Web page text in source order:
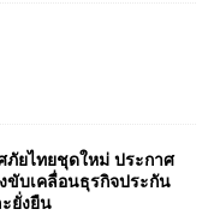
ยไทยชุดใหม่ ประกาศ
ขับเคลื่อนธุรกิจประกัน
ยั่งยืน